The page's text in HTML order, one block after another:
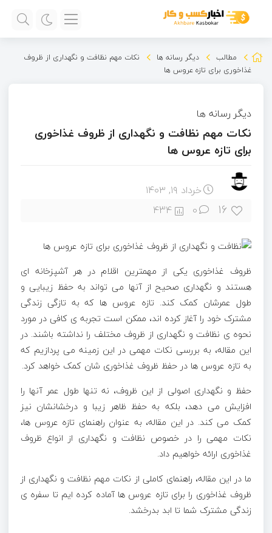
مطالب دیگر رسانه ها
نکات مهم نظافت و نگهداری از ظروف
غذاخوری برای تازه عروس ها
دیگر رسانه ها
نکات مهم نظافت و نگهداری از ظروف غذاخوری
برای تازه عروس ها
خرداد ۱۹, ۱۴۰۳
16
0
434
ظروف غذاخوری یکی از مهمترین اقلام در هر آشپزخانه ای
هستند و نگهداری صحیح از آنها می تواند به حفظ زیبایی و
طول عمرشان کمک کند. تازه عروس ها که به تازگی زندگی
مشترک خود را آغاز کرده اند، ممکن است تجربه ی کافی در مورد
نحوه ی نظافت و نگهداری از ظروف مختلف را نداشته باشند. در
این مقاله، به بررسی نکات مهمی در این زمینه می پردازیم که
به تازه عروس ها در حفظ ظروف غذاخوری شان کمک خواهد کرد.
حفظ و نگهداری اصولی از این ظروف، نه تنها طول عمر آنها را
افزایش می دهد، بلکه به حفظ ظاهر زیبا و درخشانشان نیز
کمک می کند. در این مقاله، به عنوان راهنمای تازه عروس ها،
نکات مهمی را در خصوص نظافت و نگهداری از انواع ظروف
غذاخوری ارائه خواهیم داد.
ما در این مقاله، راهنمای کاملی از نکات مهم نظافت و نگهداری از
ظروف غذاخوری را برای تازه عروس ها آماده کرده ایم تا سفره ی
زندگی مشترک شما تا ابد بدرخشد.